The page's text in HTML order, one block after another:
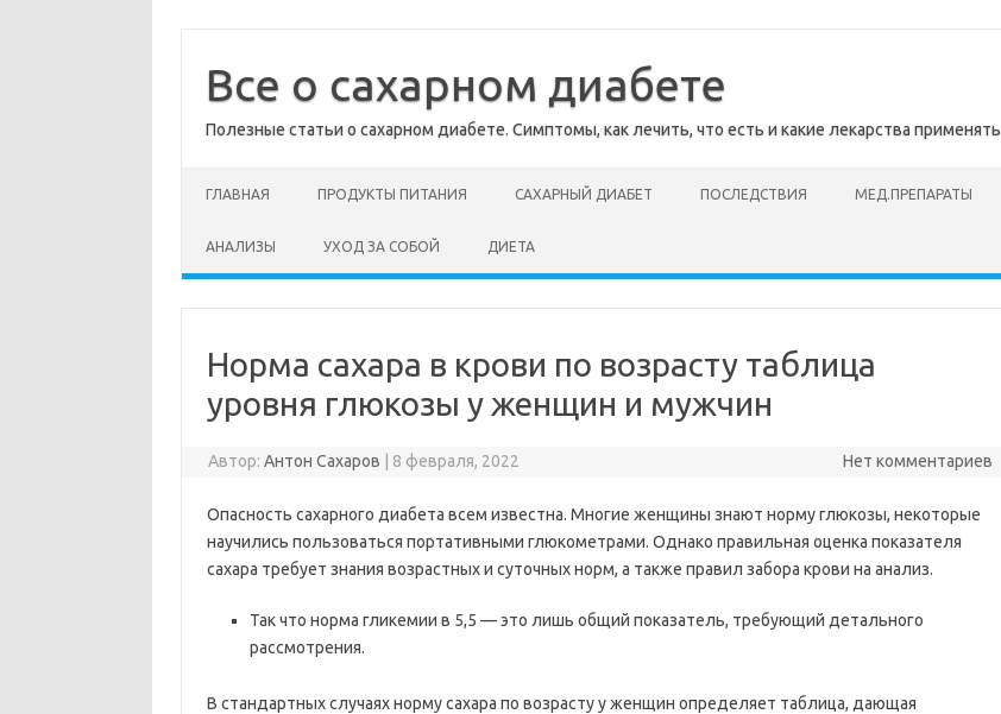
содержимому
Все о сахарном диабете
Полезные статьи о сахарном диабете. Симптомы, как лечить, что есть и какие лекарства применять
ГЛАВНАЯ ПРОДУКТЫ ПИТАНИЯ САХАРНЫЙ ДИАБЕТ ПОСЛЕДСТВИЯ МЕД.ПРЕПАРАТЫ
АНАЛИЗЫ УХОД ЗА СОБОЙ ДИЕТА
Норма сахара в крови по возрасту таблица
уровня глюкозы у женщин и мужчин
Автор:Антон Сахаров 8 февраля, 2022 Нет комментариев
Опасность сахарного диабета всем известна. Многие женщины знают норму глюкозы, некоторые
научились пользоваться портативными глюкометрами. Однако правильная оценка показателя
сахара требует знания возрастных и суточных норм, а также правил забора крови на анализ.
Так что норма гликемии в 5,5 — это лишь общий показатель, требующий детального
рассмотрения.
В стандартных случаях норму сахара по возрасту у женщин определяет таблица, дающая